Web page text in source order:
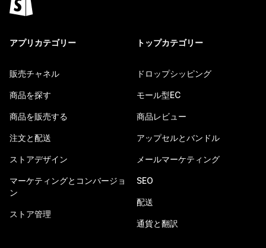
アプリカテゴリー
販売チャネル
商品を探す
商品を販売する
注文と配送
ストアデザイン
マーケティングとコンバージョ
ン
ストア管理
トップカテゴリー
ドロップシッピング
モール型EC
商品レビュー
アップセルとバンドル
メールマーケティング
SEO
配送
通貨と翻訳